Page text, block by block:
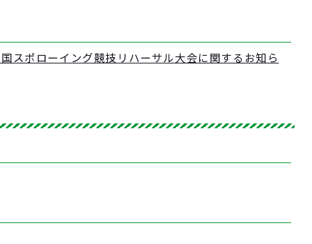
スポローイング競技リハーサル大会に関するお知ら